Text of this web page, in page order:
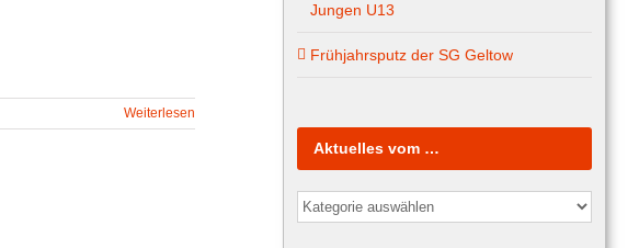
Weiterlesen
Jungen U13
Frühjahrsputz der SG Geltow
Aktuelles vom …
Aktuelles
vom